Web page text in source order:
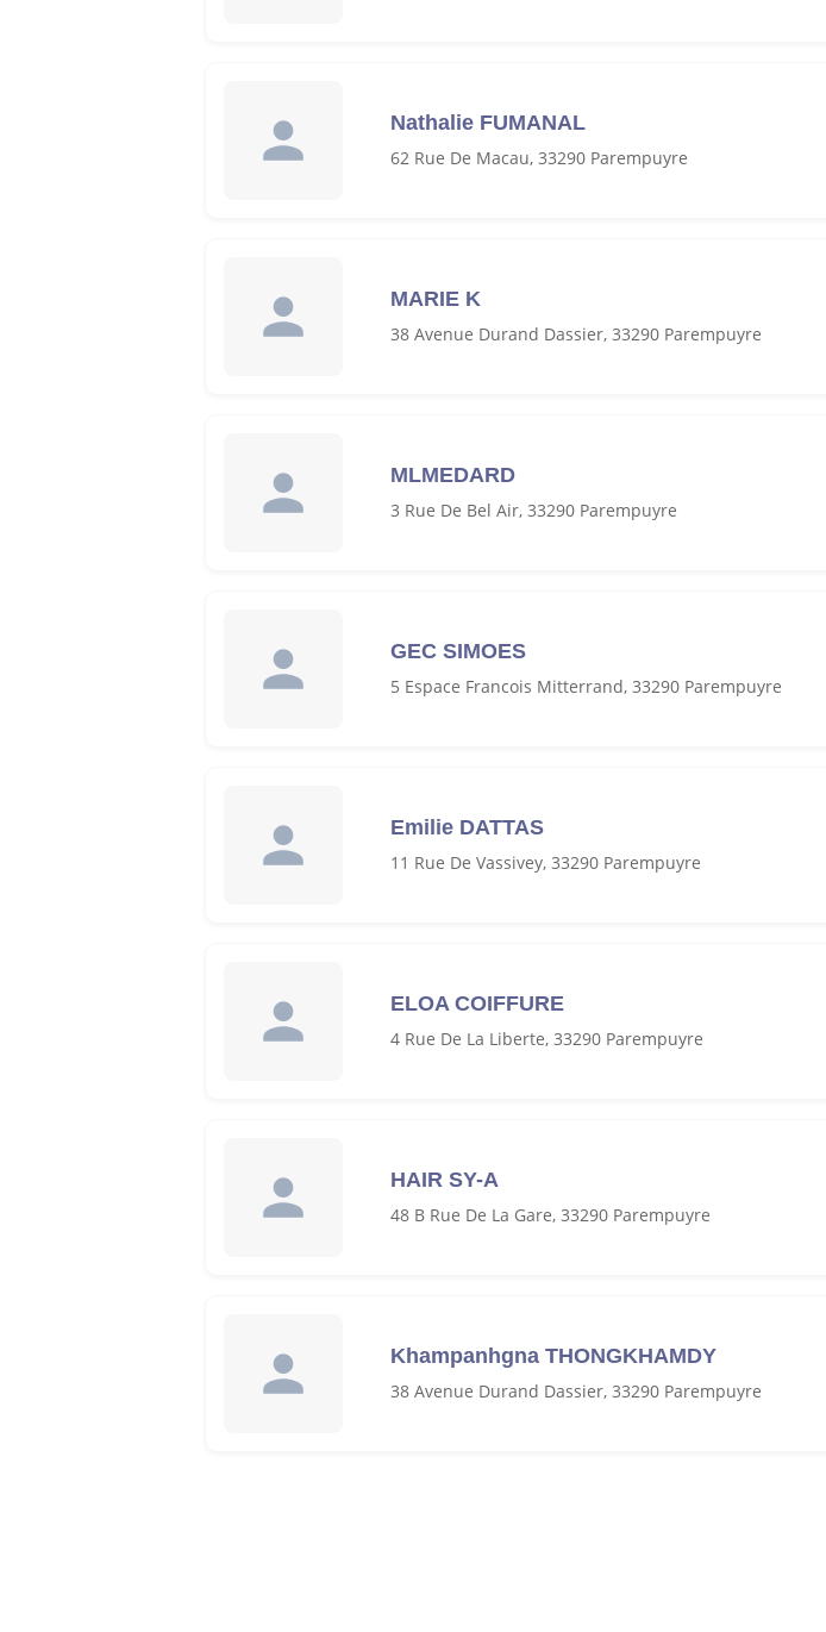
Nathalie FUMANAL
62 Rue De Macau, 33290 Parempuyre
MARIE K
38 Avenue Durand Dassier, 33290 Parempuyre
MLMEDARD
3 Rue De Bel Air, 33290 Parempuyre
GEC SIMOES
5 Espace Francois Mitterrand, 33290 Parempuyre
Emilie DATTAS
11 Rue De Vassivey, 33290 Parempuyre
ELOA COIFFURE
4 Rue De La Liberte, 33290 Parempuyre
HAIR SY-A
48 B Rue De La Gare, 33290 Parempuyre
Khampanhgna THONGKHAMDY
38 Avenue Durand Dassier, 33290 Parempuyre